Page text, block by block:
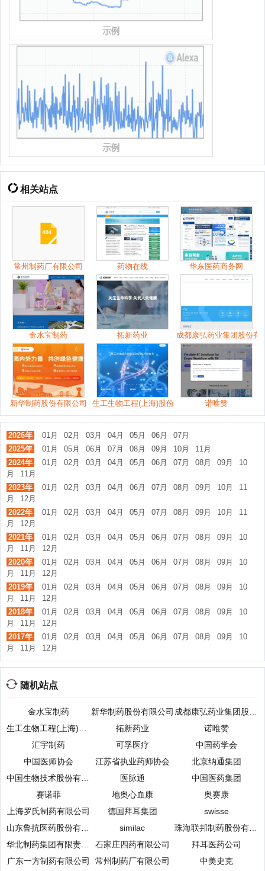
相关站点
常州制药厂有限公司 药物在线 华东医药商务网
金水宝制药 拓新药业 成都康弘药业集团股份有
新华制药股份有限公司 生工生物工程(上海)股份有限公司 诺唯赞
2026年 01月 02月 03月 04月 05月 06月
07月
2025年
01月 05月 06月 07月 08月 09月 10月
11月
2024年
01月 02月 03月 04月 05月 06月 07月 08月 09月
10
月
11月
2023年
01月 02月 03月 04月 06月 07月 08月 09月 10月
11
月
12月
2022年
01月 02月 03月 04月 05月 07月 08月 09月 10月
11
月
12月
2021年
01月 02月 03月 04月 05月 06月 07月 08月 09月
10
月
11月
12月
2020年
01月 02月 03月 04月 05月 06月 07月 08月 09月
10
月
11月
12月
2019年
01月 02月 03月 04月 05月 06月 07月 08月 09月
10
月
11月
12月
2018年
01月 02月 03月 04月 05月 06月 07月 08月 09月
10
月
11月
12月
2017年
01月 02月 03月 04月 05月 06月 07月 08月 09月
10
月
11月 12月
随机站点
金水宝制药 新华制药股份有限公司
成都康弘药业集团股份有限公司
拓新药业
诺唯赞
汇宇制药
可孚医疗
中国药学会
中国医师协会
江苏省执业药师协会
北京纳通集团
医脉通
中国医药集团
赛诺菲
地奥心血康
奥赛康
上海罗氏制药有限公司
德国拜耳集团
swisse
similac
珠海联邦制药股份有限公司
石家庄四药有限公司
拜耳医药公司
广东一方制药有限公司
常州制药厂有限公司 中美史克